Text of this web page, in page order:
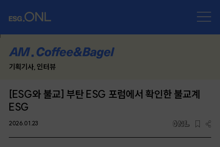
기획기사, 인터뷰
[ESG와 불교] 부탄 ESG 포럼에서 확인한 불교계
ESG
2026.01.23